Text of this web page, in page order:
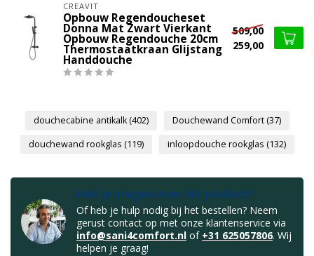
CREAVIT
Opbouw Regendoucheset
Donna Mat Zwart Vierkant
Opbouw Regendouche 20cm
Thermostaatkraan Glijstang
Handdouche
509,00
259,00
douchecabine antikalk(402) Douchewand Comfort(37)
douchewand rookglas (119) inloopdouche rookglas (132)
Heb je vragen over dit product?
Of heb je hulp nodig bij het bestellen? Neem
gerust contact op met onze klantenservice via
info@sani4comfort.nl of +31 625057806. Wij
helpen je graag!